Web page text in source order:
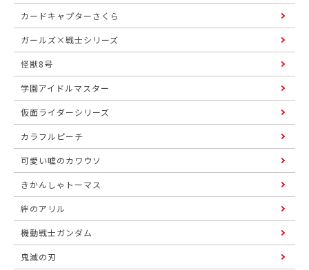
カードキャプターさくら
ガールズ×戦士シリーズ
怪獣8号
学園アイドルマスター
仮面ライダーシリーズ
カラフルピーチ
可愛い嘘のカワウソ
きかんしゃトーマス
絆のアリル
機動戦士ガンダム
鬼滅の刃